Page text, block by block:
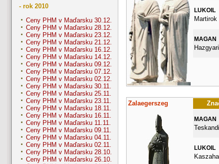
- rok 2010
Ceny PHM v Maďarsku 30.12.
Ceny PHM v Maďarsku 28.12.
Ceny PHM v Maďarsku 23.12.
Ceny PHM v Maďarsku 21.12.
Ceny PHM v Maďarsku 16.12.
Ceny PHM v Maďarsku 14.12.
Ceny PHM v Maďarsku 09.12.
Ceny PHM v Maďarsku 07.12.
Ceny PHM v Maďarsku 02.12.
Ceny PHM v Maďarsku 30.11.
Ceny PHM v Maďarsku 25.11.
Ceny PHM v Maďarsku 23.11.
Ceny PHM v Maďarsku 18.11.
Ceny PHM v Maďarsku 16.11.
Ceny PHM v Maďarsku 11.11.
Ceny PHM v Maďarsku 09.11.
Ceny PHM v Maďarsku 04.11.
Ceny PHM v Maďarsku 02.11.
Ceny PHM v Maďarsku 28.10.
Ceny PHM v Maďarsku 26.10.
LUKOIL
MAGAN
Zalaegerszeg
MAGAN
LUKOIL